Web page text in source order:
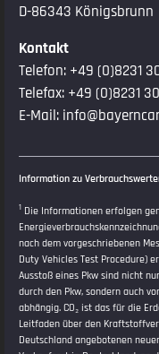
D-86343 Königsbrunn
Kontakt
Telefon: +49 (0)8231
Telefax: +49 (0)8231
E-Mail:
Information zu
1 Die Informationen erfolgen
nach dem vorgeschriebenen
Duty Vehicles Test Procedure)
Ausstoß eines Pkw sind nicht
durch den Pkw, sondern auch
abhängig. CO₂ ist das für die
Leitfaden über den
Deutschland angebotenen